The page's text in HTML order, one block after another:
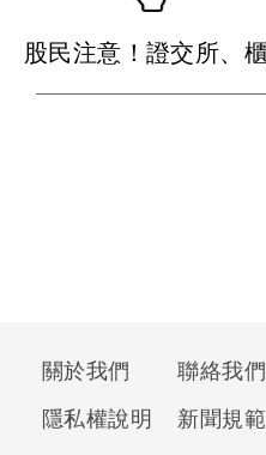
關於我們
聯絡我們
隱私權說明
新聞規範